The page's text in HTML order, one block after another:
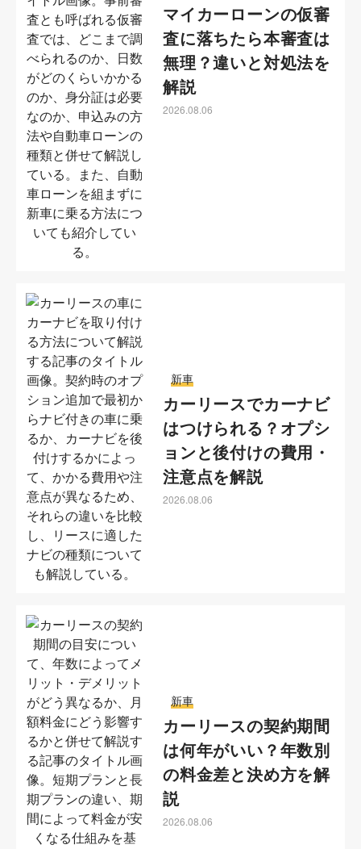
マイカーローンの仮審
査に落ちたら本審査は
無理？違いと対処法を
解説
2026.08.06
新車
カーリースでカーナビ
はつけられる？オプシ
ョンと後付けの費用・
注意点を解説
2026.08.06
新車
カーリースの契約期間
は何年がいい？年数別
の料金差と決め方を解
説
2026.08.06